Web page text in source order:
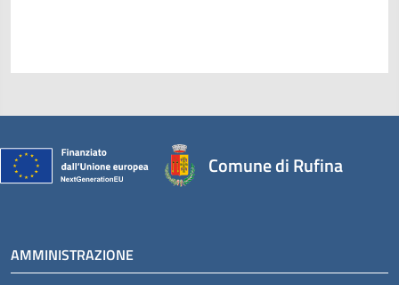
Comune di Rufina
AMMINISTRAZIONE